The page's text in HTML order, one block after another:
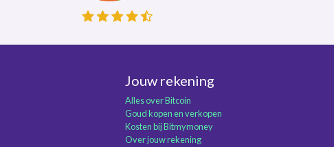
Jouw rekening
Alles over Bitcoin
Goud kopen en verkopen
Kosten bij Bitmymoney
Over jouw rekening